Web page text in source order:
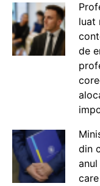
luat
de
din